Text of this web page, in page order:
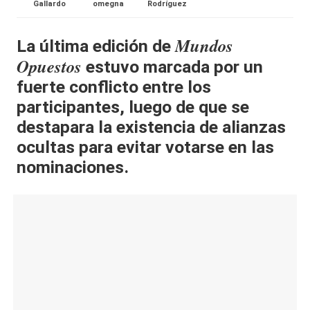
it
y
s,
T
V
y
Gallardo
omegna
Rodríguez
La última edición de Mundos
Opuestos estuvo marcada por un
fuerte conflicto entre los
participantes, luego de que se
destapara la existencia de alianzas
ocultas para evitar votarse en las
nominaciones.